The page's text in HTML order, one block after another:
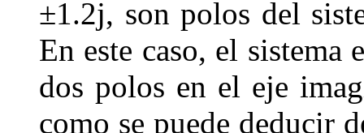
±1.2j, son polos del
En este caso, el sistema
dos polos en el eje
como se puede deducir